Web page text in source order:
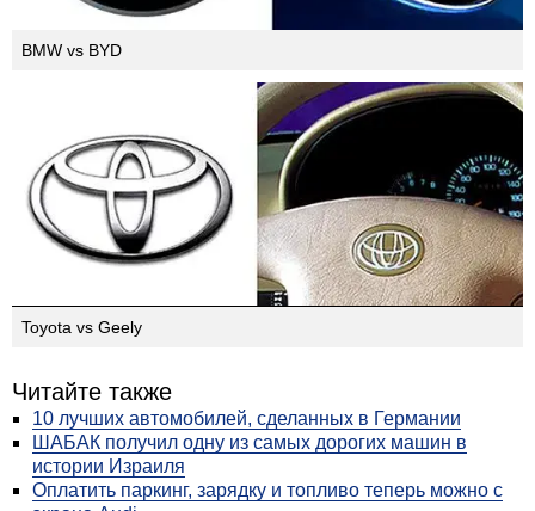
но и логотипов известных и почитаемых во всем
мире фирм.